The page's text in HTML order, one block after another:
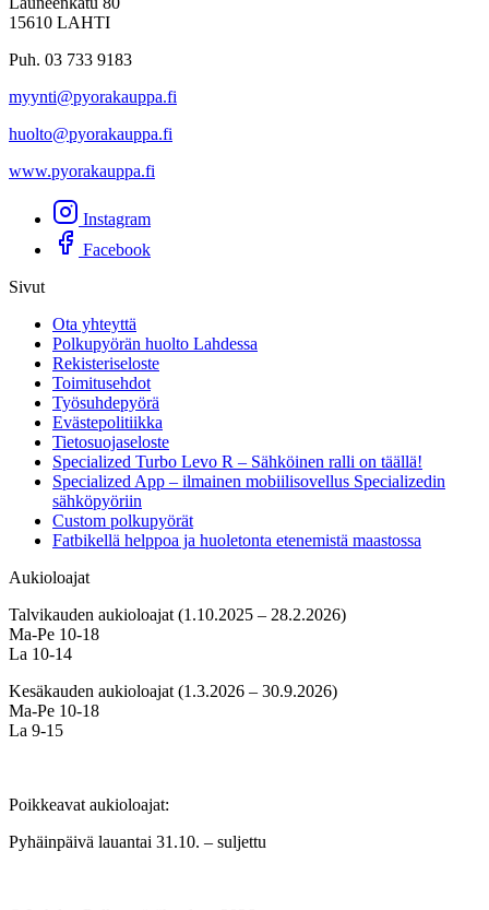
15610 LAHTI
Puh. 03 733 9183
myynti@pyorakauppa.fi
huolto@pyorakauppa.fi
www.pyorakauppa.fi
Instagram
Facebook
Sivut
Ota yhteyttä
Polkupyörän huolto Lahdessa
Rekisteriseloste
Toimitusehdot
Työsuhdepyörä
Evästepolitiikka
Tietosuojaseloste
Specialized Turbo Levo R – Sähköinen ralli on täällä!
Specialized App – ilmainen mobiilisovellus Specializedin
sähköpyöriin
Custom polkupyörät
Fatbikellä helppoa ja huoletonta etenemistä maastossa
Aukioloajat
Talvikauden aukioloajat (1.10.2025 – 28.2.2026)
Ma-Pe 10-18
La 10-14
Kesäkauden aukioloajat (1.3.2026 – 30.9.2026)
Ma-Pe 10-18
La 9-15
Poikkeavat aukioloajat:
Pyhäinpäivä lauantai 31.10. – suljettu